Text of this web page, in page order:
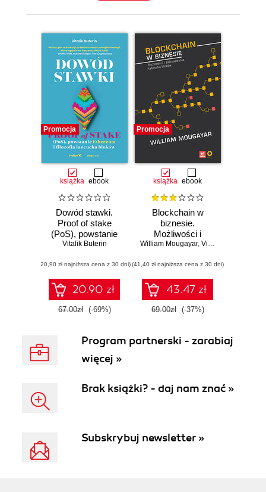
Promocja
książka ebook
Dowód stawki.
Proof of stake
(PoS), powstanie
Ethereum i filozofia
Vitalik Buterin
(20,90 zł najniższa cena z 30 dni)
20.90 zł
67.00zł (-69%)
Promocja
książka ebook
Blockchain w
biznesie.
Możliwości i
zastosowania
William Mougayar, Vitalik Buterin
(41,40 zł najniższa cena z 30 dni)
43.47 zł
69.00zł (-37%)
Program partnerski - zarabiaj
więcej »
Brak książki? - daj nam znać »
Subskrybuj newsletter »